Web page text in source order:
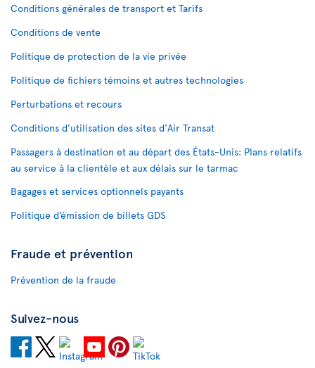
Conditions générales de transport et Tarifs
Conditions de vente
Politique de protection de la vie privée
Politique de fichiers témoins et autres technologies
Perturbations et recours
Conditions d’utilisation des sites d'Air Transat
Passagers à destination et au départ des États-Unis: Plans relatifs
au service à la clientèle et aux délais sur le tarmac
Bagages et services optionnels payants
Politique d’émission de billets GDS
Fraude et prévention
Prévention de la fraude
Suivez-nous